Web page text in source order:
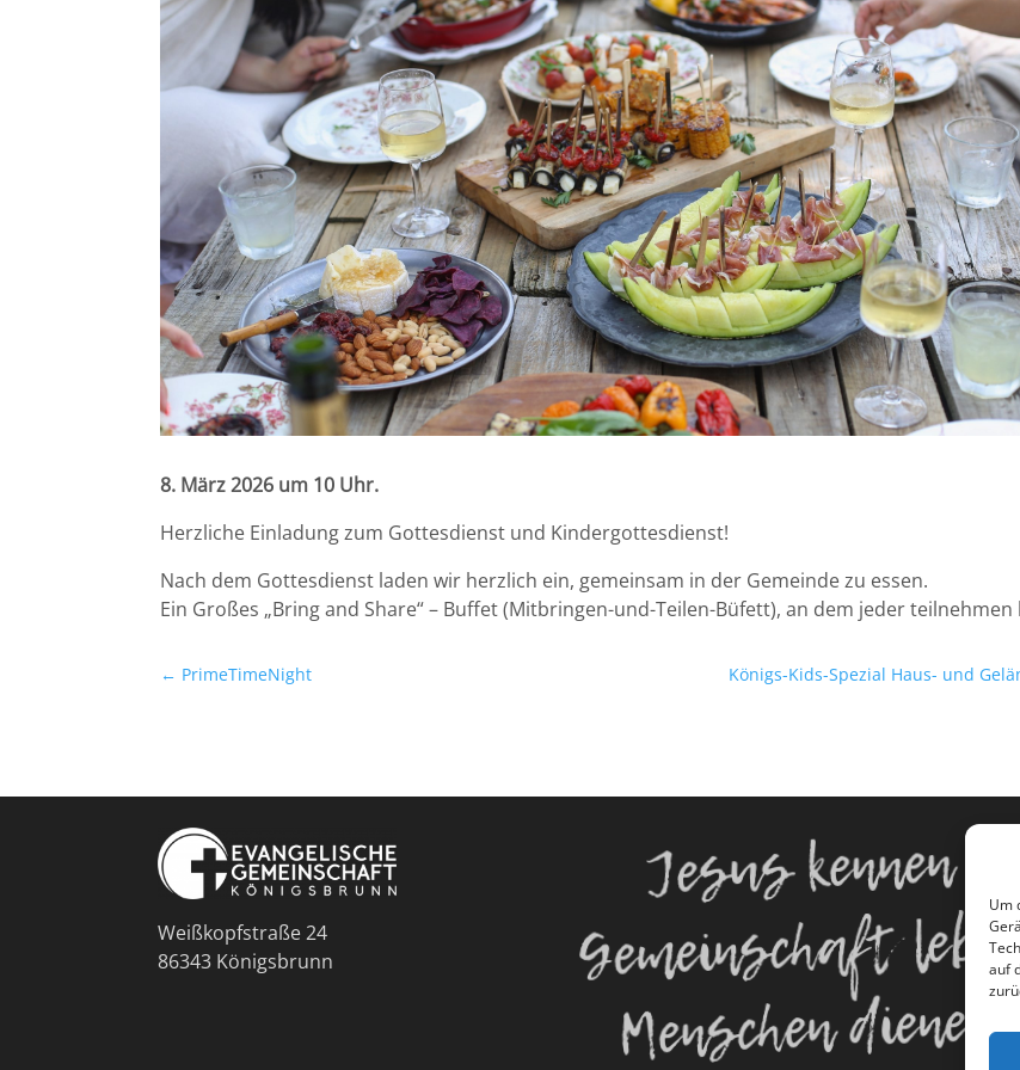
Um
auf
8. März 2026 um 10 Uhr.
Herzliche Einladung zum Gottesdienst und Kindergottesdienst!
Nach dem Gottesdienst laden wir herzlich ein, gemeinsam in der Gemeinde zu essen.
Ein Großes „Bring and Share“ – Buffet (Mitbringen-und-Teilen-Büfett), an dem jeder teilnehmen
← PrimeTimeNight Königs-Kids-Spezial Haus- und
Weißkopfstraße 24
86343 Königsbrunn
Jesus kennen
Gemeinschaft
Menschen dienen